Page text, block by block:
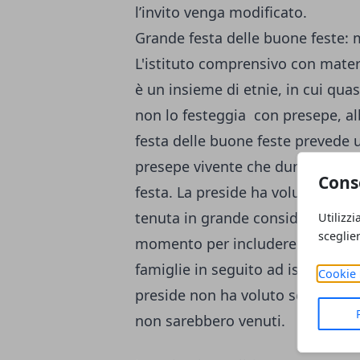
Cookie
l’invito venga modificato.
Grande festa delle buone
L'istituto comprensivo con
è un insieme di etnie, in cui
non lo festeggia con presepe,
festa delle buone feste prevede
presepe vivente che dunque
festa. La preside ha voluto
tenuta in grande
momento per includere tutti.
famiglie in seguito ad isolati
preside non ha voluto scrivere
non sarebbero venuti.